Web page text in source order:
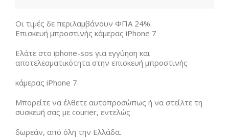
Οι τιμές δε περιλαμβάνουν ΦΠΑ 24%.
Επισκευή μπροστινής κάμερας iPhone 7
Ελάτε στο iphone-sos για εγγύηση και
αποτελεσματικότητα στην επισκευή μπροστινής
κάμερας iPhone 7.
Μπορείτε να έλθετε αυτοπροσώπως ή να στείλτε τη
συσκευή σας με courier, εντελώς
δωρεάν, από όλη την Ελλάδα.